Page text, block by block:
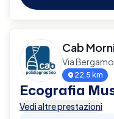
Cab
Via
22.5 km
Ecografia
Vedi altre prestazioni